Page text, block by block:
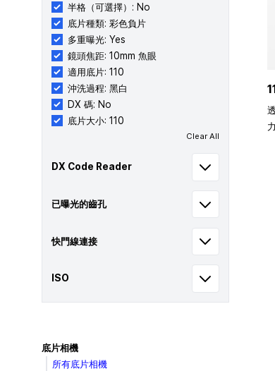
半格（可選擇）: No
底片種類: 彩色負片
多重曝光: Yes
鏡頭焦距: 10mm 魚眼
適用底片: 110
沖洗過程: 黑白
DX 碼: No
底片大小: 110
Clear All
DX Code Reader
已曝光的齒孔
快門線連接
ISO
底片相機
所有底片相機